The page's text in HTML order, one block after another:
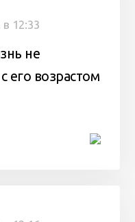
в 12:33
не
его возрастом